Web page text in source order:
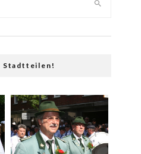
Stadtteilen!